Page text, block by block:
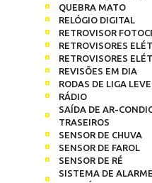
QUEBRA MATO
RELÓGIO DIGITAL
RETROVISOR
RETROVISORES
RETROVISORES
REVISÕES EM DIA
RODAS DE LIGA LEVE
RÁDIO
SAÍDA DE AR-
TRASEIROS
SENSOR DE CHUVA
SENSOR DE FAROL
SENSOR DE RÉ
SISTEMA DE